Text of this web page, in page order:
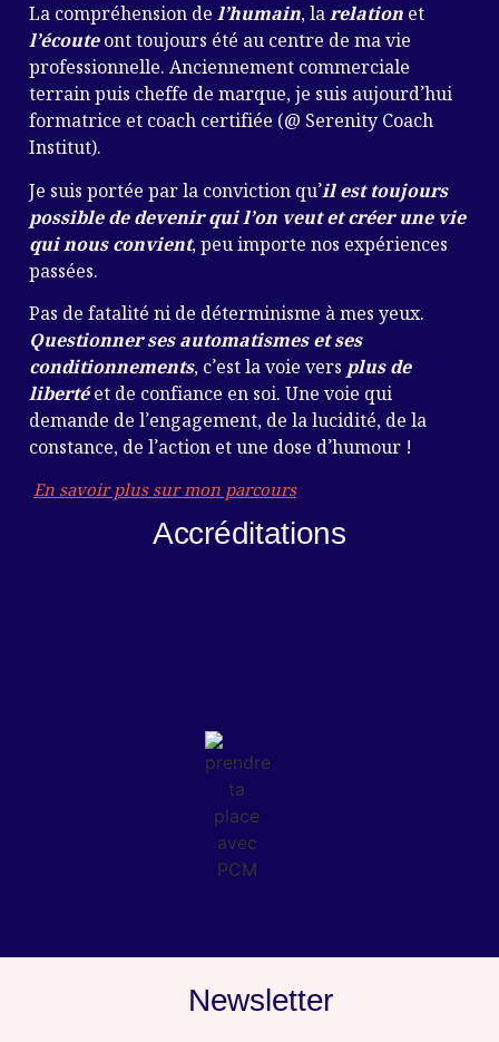
La compréhension de l’humain, larelation et
l’écouteont toujours été au centre de ma vie
professionnelle. Anciennement commerciale
terrain puis cheffe de marque, je suis aujourd’hui
formatrice et coach certifiée (@ Serenity Coach
Institut).
Je suis portée par la conviction qu’il est toujours
possible de devenir qui l’on veut et créer une vie
qui nous convient, peu importe nos expériences
passées.
Pas de fatalité ni de déterminisme à mes yeux.
Questionner ses automatismes et ses
conditionnements, c’est la voie vers plus de
libertéet de confiance en soi. Une voie qui
demande de l’engagement, de la lucidité, de la
constance, de l’action et une dose d’humour !
En savoir plus sur mon parcours
Accréditations
Newsletter